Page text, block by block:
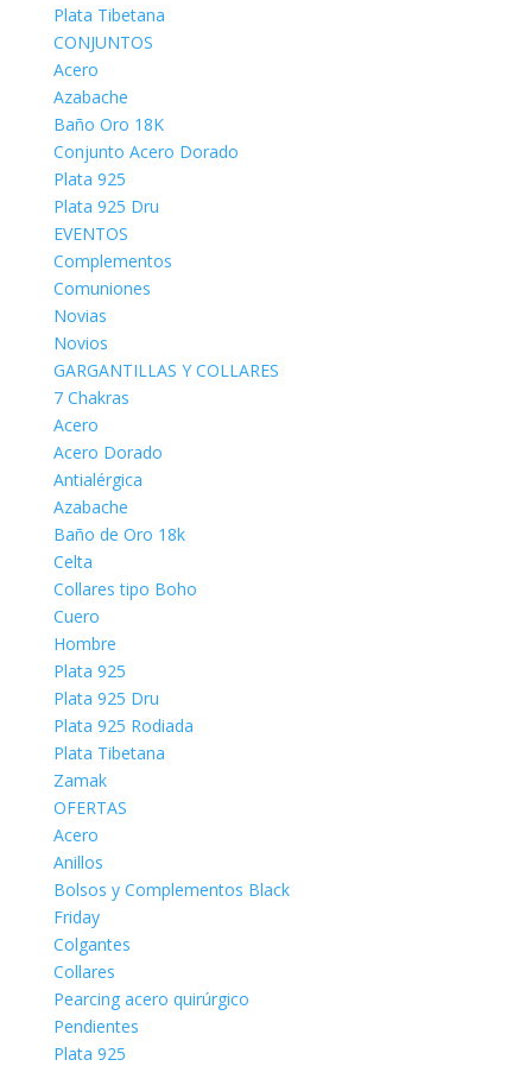
Plata Tibetana
CONJUNTOS
Acero
Azabache
Baño Oro 18K
Conjunto Acero Dorado
Plata 925
Plata 925 Dru
EVENTOS
Complementos
Comuniones
Novias
Novios
GARGANTILLAS Y COLLARES
7 Chakras
Acero
Acero Dorado
Antialérgica
Azabache
Baño de Oro 18k
Celta
Collares tipo Boho
Cuero
Hombre
Plata 925
Plata 925 Dru
Plata 925 Rodiada
Plata Tibetana
Zamak
OFERTAS
Acero
Anillos
Bolsos y Complementos Black
Friday
Colgantes
Collares
Pearcing acero quirúrgico
Pendientes
Plata 925